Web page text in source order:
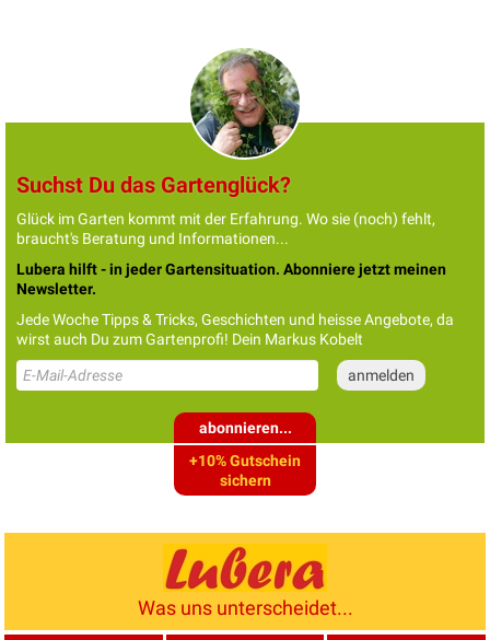
Suchst Du das Gartenglück?
Glück im Garten kommt mit der Erfahrung. Wo sie (noch) fehlt,
braucht's Beratung und Informationen...
Lubera hilft - in jeder Gartensituation. Abonniere jetzt meinen
Newsletter.
Jede Woche Tipps & Tricks, Geschichten und heisse Angebote, da
wirst auch Du zum Gartenprofi! Dein Markus Kobelt
abonnieren...
+10% Gutschein
sichern
Was uns unterscheidet...